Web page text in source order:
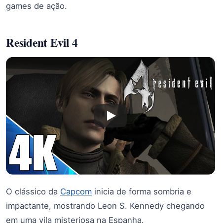
games de ação.
Resident Evil 4
O clássico da Capcom inicia de forma sombria e
impactante, mostrando Leon S. Kennedy chegando
em uma vila misteriosa na Espanha.